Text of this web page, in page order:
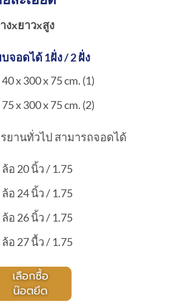
งxยาวxสูง
จอดได้ 1ฝั่ง / 2 ฝั่ง
40 x 300 x 75 cm. (1)
75 x 300 x 75 cm. (2)
ยานทั่วไป สามารถจอดได้
ล้อ 20 นิ้ว / 1.75
ล้อ 24 นิ้ว / 1.75
ล้อ 26 นิ้ว / 1.75
ล้อ 27 นื้ว / 1.75